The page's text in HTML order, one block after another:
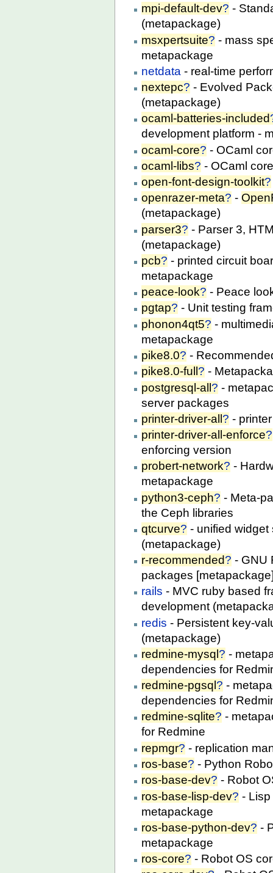
mpi-default-dev? -
(metapackage)
msxpertsuite? - mass
metapackage
netdata - real-time
nextepc? - Evolved
(metapackage)
ocaml-batteries-included
development platform -
ocaml-core? - OCaml
ocaml-libs? - OCaml
open-font-design-toolkit?
openrazer-meta? -
(metapackage)
parser3? - Parser 3,
(metapackage)
pcb? - printed circuit
metapackage
peace-look? - Peace
pgtap? - Unit testing
phonon4qt5? -
metapackage
pike8.0? -
pike8.0-full ? -
postgresql-all? -
server packages
printer-driver-all? -
printer-driver-all-enforce?
enforcing version
probert-network? -
metapackage
python3-ceph? - Meta-
the Ceph libraries
qtcurve? - unified widget
(metapackage)
r-recommended? - GNU
packages
rails - MVC ruby based
development
redis - Persistent key-
(metapackage)
redmine-mysql ? -
dependencies for
redmine-pgsql ? -
dependencies for
redmine-sqlite? -
for Redmine
repmgr? - replication
ros-base? - Python
ros-base-dev? - Robot
ros-base-lisp-dev? -
metapackage
ros-base-python-dev? -
metapackage
ros-core? - Robot OS